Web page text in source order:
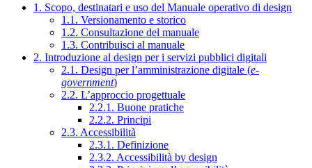
1. Scopo, destinatari e uso del Manuale operativo di design
1.1. Versionamento e storico
1.2. Consultazione del manuale
1.3. Contribuisci al manuale
2. Introduzione al design per i servizi pubblici digitali
2.1. Design per l’amministrazione digitale (e-
government)
2.2. L’approccio progettuale
2.2.1. Buone pratiche
2.2.2. Principi
2.3. Accessibilità
2.3.1. Definizione
2.3.2. Accessibilità by design